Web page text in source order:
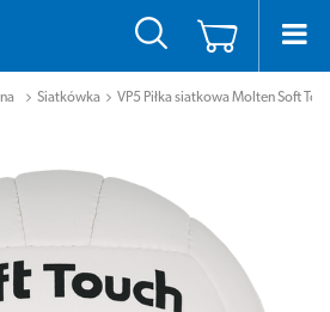
Siatkówka VP5 Piłka siatkowa Molten Soft